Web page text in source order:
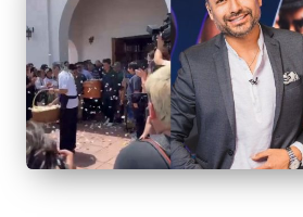
🔥
R
e
al
it
lacvc.com
-